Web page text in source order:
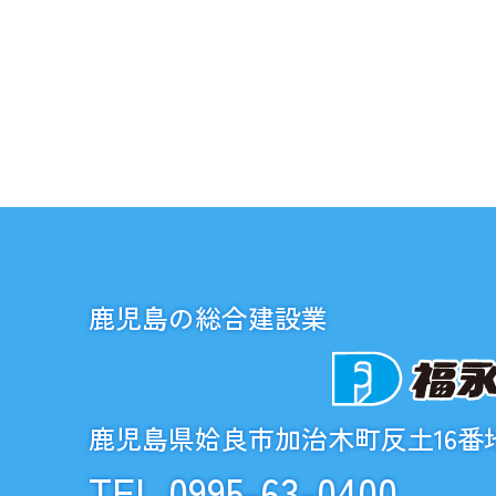
鹿児島の総合建設業
鹿児島県姶良市加治木町反土16番